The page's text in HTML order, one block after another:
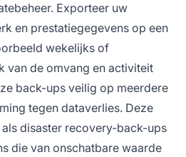
Exporteer uw
en prestatiegegevens op een
wekelijks of
van de omvang en activiteit
back-ups veilig op meerdere
tegen dataverlies. Deze
disaster recovery-back-ups
die van onschatbare waarde